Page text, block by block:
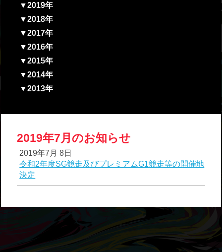
▼2019年
▼2018年
▼2017年
▼2016年
▼2015年
▼2014年
▼2013年
2019年7月のお知らせ
2019年7月 8日
令和2年度SG競走及びプレミアムG1競走等の開催地
決定